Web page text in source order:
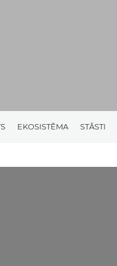
EKOSISTĒMA STĀSTI